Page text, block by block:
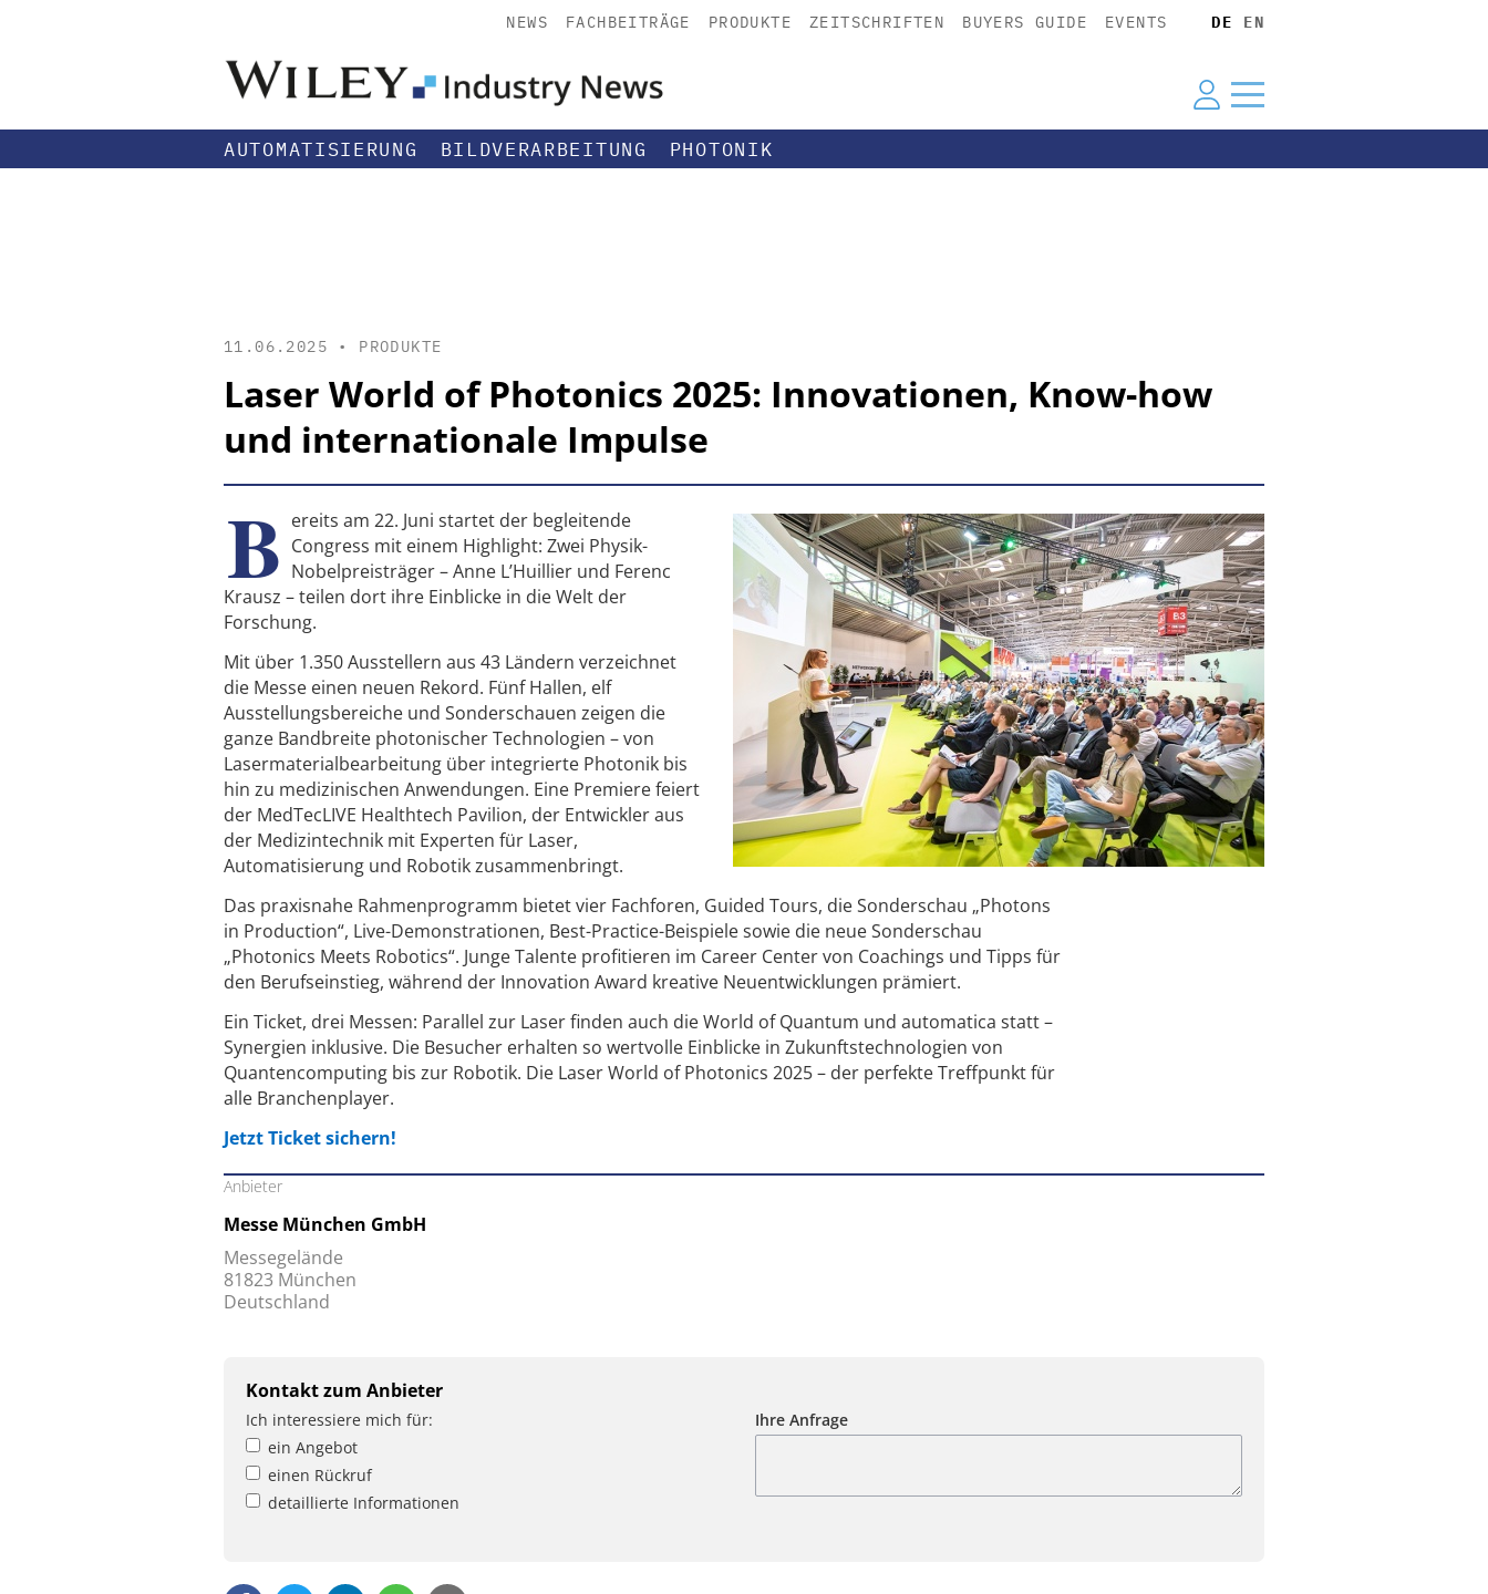
NEWS FACHBEITRÄGE PRODUKTE ZEITSCHRIFTEN BUYERS GUIDE EVENTS DE EN
AUTOMATISIERUNG BILDVERARBEITUNG PHOTONIK
11.06.2025 • PRODUKTE
Laser World of Photonics 2025: Innovationen, Know-how
und internationale Impulse
B ereits am 22. Juni startet der begleitende
Congress mit einem Highlight: Zwei Physik-
Nobelpreisträger – Anne L’Huillier und Ferenc
Krausz – teilen dort ihre Einblicke in die Welt der
Forschung.
Mit über 1.350 Ausstellern aus 43 Ländern verzeichnet
die Messe einen neuen Rekord. Fünf Hallen, elf
Ausstellungsbereiche und Sonderschauen zeigen die
ganze Bandbreite photonischer Technologien – von
Lasermaterialbearbeitung über integrierte Photonik bis
hin zu medizinischen Anwendungen. Eine Premiere feiert
der MedTecLIVE Healthtech Pavilion, der Entwickler aus
der Medizintechnik mit Experten für Laser,
Automatisierung und Robotik zusammenbringt.
Das praxisnahe Rahmenprogramm bietet vier Fachforen, Guided Tours, die Sonderschau „Photons
in Production“, Live-Demonstrationen, Best-Practice-Beispiele sowie die neue Sonderschau
„Photonics Meets Robotics“. Junge Talente profitieren im Career Center von Coachings und Tipps für
den Berufseinstieg, während der Innovation Award kreative Neuentwicklungen prämiert.
Ein Ticket, drei Messen: Parallel zur Laser finden auch die World of Quantum und automatica statt –
Synergien inklusive. Die Besucher erhalten so wertvolle Einblicke in Zukunftstechnologien von
Quantencomputing bis zur Robotik. Die Laser World of Photonics 2025 – der perfekte Treffpunkt für
alle Branchenplayer.
Jetzt Ticket sichern!
Anbieter
Messe München GmbH
Messegelände
81823 München
Deutschland
Kontakt zum Anbieter
Ich interessiere mich für:
ein Angebot
einen Rückruf
detaillierte Informationen
Ihre Anfrage